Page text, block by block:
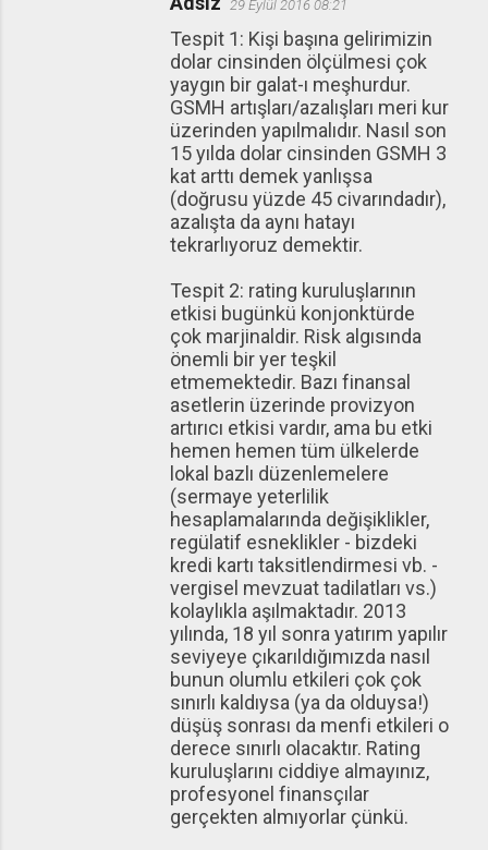
29 Eylül 2016 08:21
Tespit 1: Kişi başına gelirimizin
dolar cinsinden ölçülmesi çok
yaygın bir galat-ı meşhurdur.
GSMH artışları/azalışları meri kur
üzerinden yapılmalıdır. Nasıl son
15 yılda dolar cinsinden GSMH 3
kat arttı demek yanlışsa
(doğrusu yüzde 45 civarındadır),
azalışta da aynı hatayı
tekrarlıyoruz demektir.
Tespit 2: rating kuruluşlarının
etkisi bugünkü konjonktürde
çok marjinaldir. Risk algısında
önemli bir yer teşkil
etmemektedir. Bazı finansal
asetlerin üzerinde provizyon
artırıcı etkisi vardır, ama bu etki
hemen hemen tüm ülkelerde
lokal bazlı düzenlemelere
(sermaye yeterlilik
hesaplamalarında değişiklikler,
regülatif esneklikler - bizdeki
kredi kartı taksitlendirmesi vb. -
vergisel mevzuat tadilatları vs.)
kolaylıkla aşılmaktadır. 2013
yılında, 18 yıl sonra yatırım yapılır
seviyeye çıkarıldığımızda nasıl
bunun olumlu etkileri çok çok
sınırlı kaldıysa (ya da olduysa!)
düşüş sonrası da menfi etkileri o
derece sınırlı olacaktır. Rating
kuruluşlarını ciddiye almayınız,
profesyonel finansçılar
gerçekten almıyorlar çünkü.